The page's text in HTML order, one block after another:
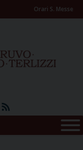
Orari S. Messe
YouTube